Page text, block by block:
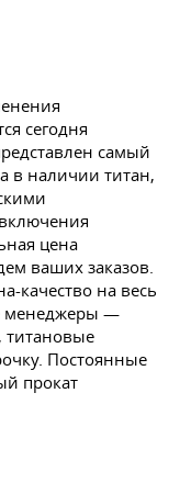
сегодня
самый
в наличии титан,
цена
ваших заказов.
качество на весь
менеджеры —
титановые
Постоянные
прокат